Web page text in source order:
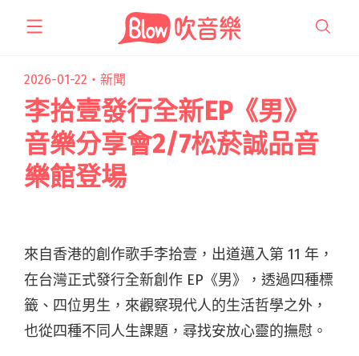
2026-01-22・ 新聞
李拾壹發行全新EP《男》
音樂分享會2/7松菸誠品音
樂館登場
來自香港的創作歌手李拾壹，出道邁入第 11 年，
在台灣正式發行全新創作 EP《男》，透過四種標
籤、四位男生，來觀察現代人的生活哲學之外，
也從四種不同人生課題，尋找安放心靈的撫慰。